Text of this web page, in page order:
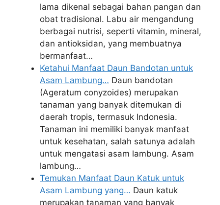
lama dikenal sebagai bahan pangan dan
obat tradisional. Labu air mengandung
berbagai nutrisi, seperti vitamin, mineral,
dan antioksidan, yang membuatnya
bermanfaat…
Ketahui Manfaat Daun Bandotan untuk
Asam Lambung… Daun bandotan
(Ageratum conyzoides) merupakan
tanaman yang banyak ditemukan di
daerah tropis, termasuk Indonesia.
Tanaman ini memiliki banyak manfaat
untuk kesehatan, salah satunya adalah
untuk mengatasi asam lambung. Asam
lambung…
Temukan Manfaat Daun Katuk untuk
Asam Lambung yang… Daun katuk
merupakan tanaman yang banyak